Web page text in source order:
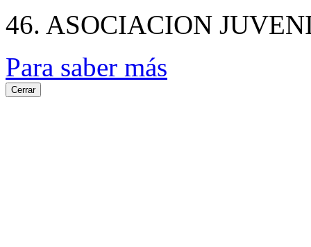
46. ASOCIACION
Para saber más
Cerrar